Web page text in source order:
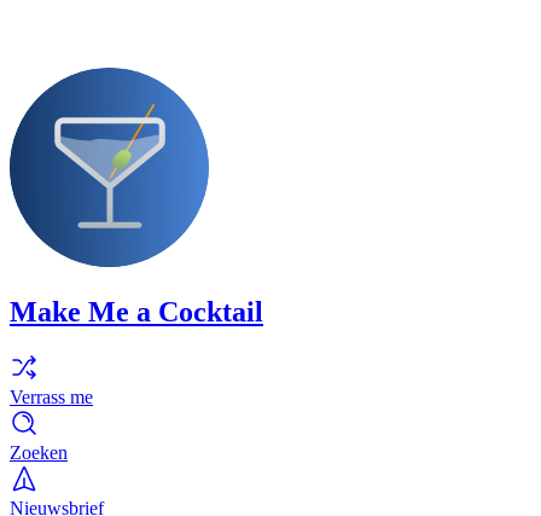
Make Me a Cocktail
Verrass me
Zoeken
Nieuwsbrief